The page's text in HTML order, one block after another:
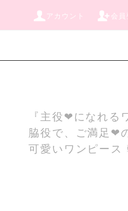
アカウント 会員
『主役❤になれる
脇役で、ご満足❤
可愛いワンピース